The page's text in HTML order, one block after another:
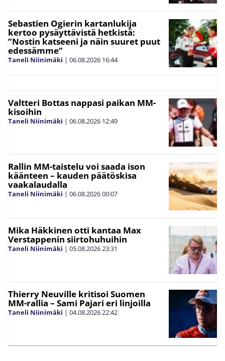
Sebastien Ogierin kartanlukija
kertoo pysäyttävistä hetkistä:
”Nostin katseeni ja näin suuret puut
edessämme”
Taneli Niinimäki | 06.08.2026 16:44
Valtteri Bottas nappasi paikan MM-
kisoihin
Taneli Niinimäki | 06.08.2026 12:49
Rallin MM-taistelu voi saada ison
käänteen – kauden päätöskisa
vaakalaudalla
Taneli Niinimäki | 06.08.202600:07
Mika Häkkinen otti kantaa Max
Verstappenin siirtohuhuihin
Taneli Niinimäki | 05.08.202623:31
Thierry Neuville kritisoi Suomen
MM-rallia – Sami Pajari eri linjoilla
Taneli Niinimäki | 04.08.202622:42